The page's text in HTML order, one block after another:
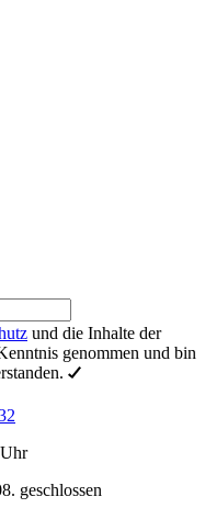
und die Inhalte der
genommen und bin
geschlossen